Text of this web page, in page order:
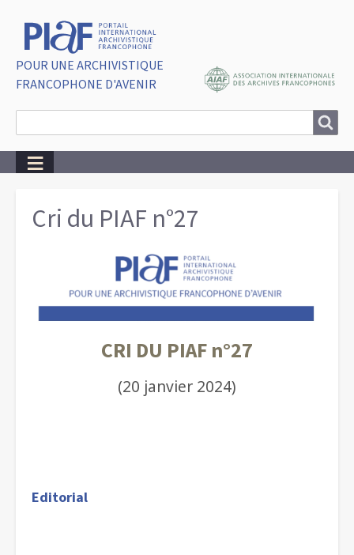
POUR UNE ARCHIVISTIQUE
FRANCOPHONE D'AVENIR
Cri du PIAF n°27
CRI DU PIAF n°27
(20 janvier 2024)
Editorial